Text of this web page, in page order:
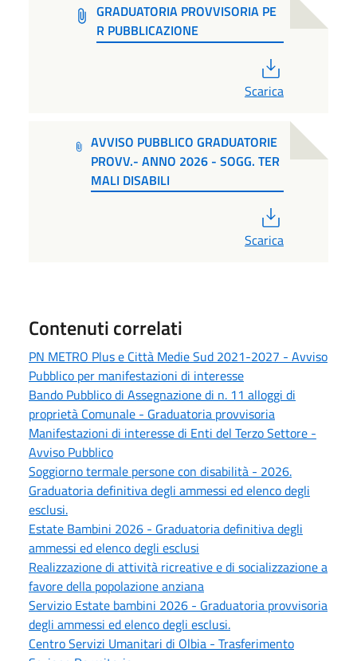
GRADUATORIA PROVVISORIA PE
R PUBBLICAZIONE
Scarica
AVVISO PUBBLICO GRADUATORIE
PROVV.- ANNO 2026 - SOGG. TER
MALI DISABILI
Scarica
Contenuti correlati
PN METRO Plus e Città Medie Sud 2021-2027 - Avviso
Pubblico per manifestazioni di interesse
Bando Pubblico di Assegnazione di n. 11 alloggi di
proprietà Comunale - Graduatoria provvisoria
Manifestazioni di interesse di Enti del Terzo Settore -
Avviso Pubblico
Soggiorno termale persone con disabilità - 2026.
Graduatoria definitiva degli ammessi ed elenco degli
esclusi.
Estate Bambini 2026 - Graduatoria definitiva degli
ammessi ed elenco degli esclusi
Realizzazione di attività ricreative e di socializzazione a
favore della popolazione anziana
Servizio Estate bambini 2026 - Graduatoria provvisoria
degli ammessi ed elenco degli esclusi.
Centro Servizi Umanitari di Olbia - Trasferimento